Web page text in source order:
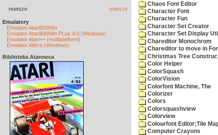
nowsze starsze
Emulatory
Emulator Atari800Win
Emulator Atari800Win PLus 4.0 (Windows)
Emulator Atari++ (multiplatform)
Emulator Altirra (Windows)
Biblioteka Atarowca
Chaos Font Editor
Character Font
Character Fun
Character Set Creator
Character Set Display
Chareditor Monochrom
Chareditor to move in
Christmas Tree
Color Helper
ColorSquash
ColorVision
Colorfont Machine, The
Colorizer
Colors
Colorsquashview
Colorview
Colourfont Editor;Tile
Computer Crayons